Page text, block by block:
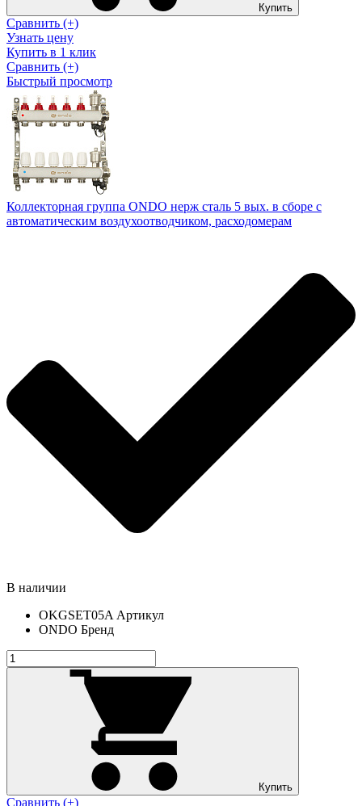
Купить
Сравнить (+)
Узнать цену
Купить в 1 клик
Сравнить (+)
Быстрый просмотр
Коллекторная группа ONDO нерж сталь 5 вых. в сборе с
автоматическим воздухоотводчиком, расходомерам
В наличии
OKGSET05A Артикул
ONDO Бренд
Купить
Сравнить (+)